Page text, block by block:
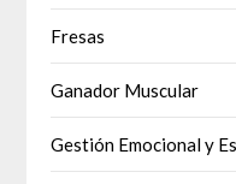
Fresas
Ganador Muscular
Gestión Emocional y